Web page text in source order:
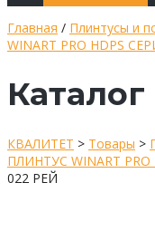
Главная / Плинтусы и
WINART PRO HDPS
Каталог
КВАЛИТЕТ > Товары >
ПЛИНТУС WINART
022 РЕЙ